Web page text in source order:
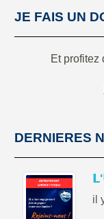
JE FAIS UN
Et profitez
DERNIERES
il